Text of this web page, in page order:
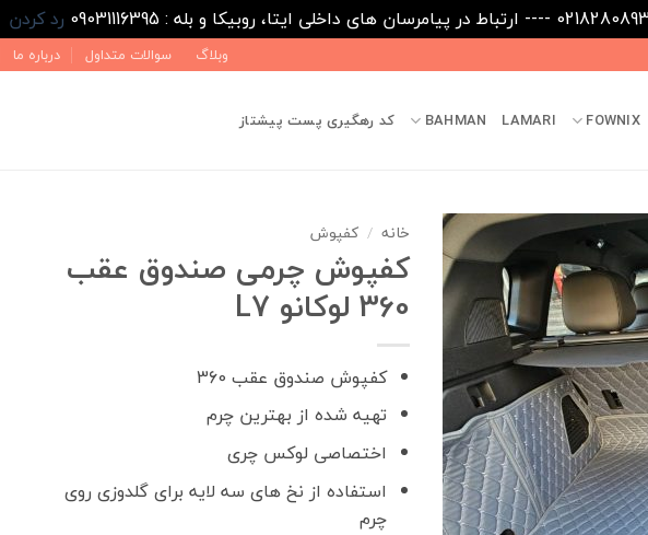
رد کردن
وبلاگ سوالات متداول درباره ما
FOWNIX
LAMARI
BAHMAN کد رهگیری پست پیشتاز
خانه / کفپوش
کفپوش چرمی صندوق عقب
360 لوکانو L7
کفپوش صندوق عقب 360
تهیه شده از بهترین چرم
اختصاصی لوکس چری
استفاده از نخ های سه لایه برای گلدوزی روی
چرم